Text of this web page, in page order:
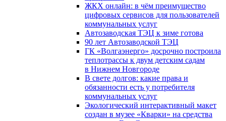
ЖКХ онлайн: в чём преимущество
цифровых сервисов для пользователей
коммунальных услуг
Автозаводская ТЭЦ к зиме готова
90 лет Автозаводской ТЭЦ
ГК «Волгаэнерго» досрочно построила
теплотрассы к двум детским садам
в Нижнем Новгороде
В свете долгов: какие права и
обязанности есть у потребителя
коммунальных услуг
Экологический интерактивный макет
создан в музее «Кварки» на средства